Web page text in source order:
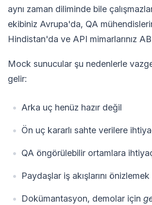
aynı zaman diliminde bile
ekibiniz Avrupa'da, QA
Hindistan'da ve API mimarlarınız
Mock sunucular şu nedenlerle
gelir:
Arka uç henüz hazır değil
Ön uç kararlı sahte verilere
QA öngörülebilir ortamlara
Paydaşlar iş akışlarını
Dokümantasyon, demolar için